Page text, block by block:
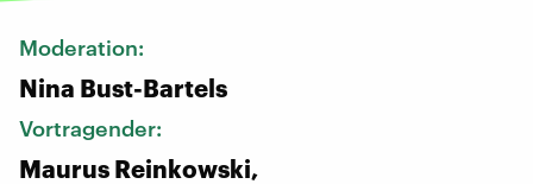
Moderation:
Nina Bust-Bartels
Vortragender:
Maurus Reinkowski,